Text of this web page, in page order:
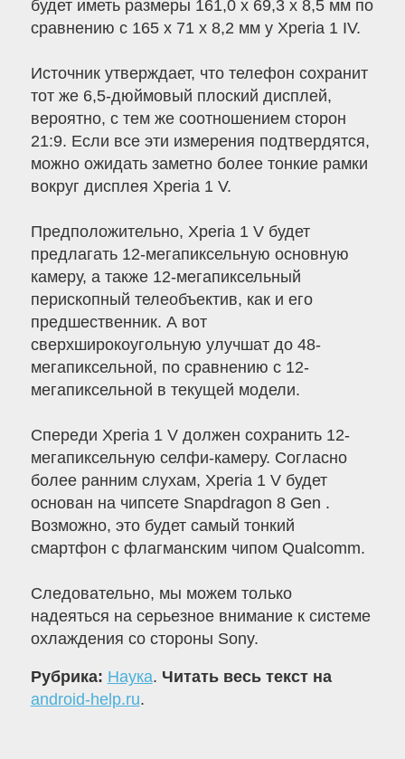
будет иметь размеры 161,0 x 69,3 x 8,5 мм по
сравнению с 165 x 71 x 8,2 мм у Xperia 1 IV.
Источник утверждает, что телефон сохранит
тот же 6,5-дюймовый плоский дисплей,
вероятно, с тем же соотношением сторон
21:9. Если все эти измерения подтвердятся,
можно ожидать заметно более тонкие рамки
вокруг дисплея Xperia 1 V.
Предположительно, Xperia 1 V будет
предлагать 12-мегапиксельную основную
камеру, а также 12-мегапиксельный
перископный телеобъектив, как и его
предшественник. А вот
сверхширокоугольную улучшат до 48-
мегапиксельной, по сравнению с 12-
мегапиксельной в текущей модели.
Спереди Xperia 1 V должен сохранить 12-
мегапиксельную селфи-камеру. Согласно
более ранним слухам, Xperia 1 V будет
основан на чипсете Snapdragon 8 Gen .
Возможно, это будет самый тонкий
смартфон с флагманским чипом Qualcomm.
Следовательно, мы можем только
надеяться на серьезное внимание к системе
охлаждения со стороны Sony.
Рубрика: Наука. Читать весь текст на
android-help.ru.